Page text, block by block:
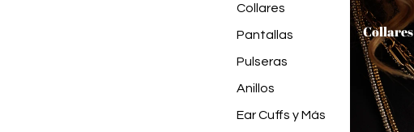
Collares
Pantallas
Pulseras
Anillos
Ear Cuffs y Más
Collares